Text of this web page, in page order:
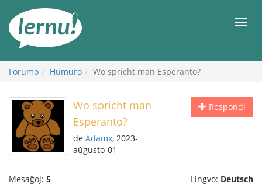
enhavo
Forumo Humuro Wo spricht man Esperanto?
Respondi
Wo spricht man
Esperanto?
de Adamx, 2023-
aŭgusto-01
Mesaĝoj: 5 Lingvo: Deutsch